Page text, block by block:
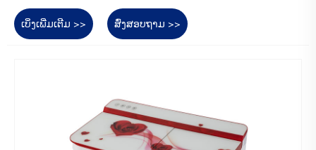
ເບິ່ງເພີ່ມເຕີມ >> ສົ່ງສອບຖາມ >>